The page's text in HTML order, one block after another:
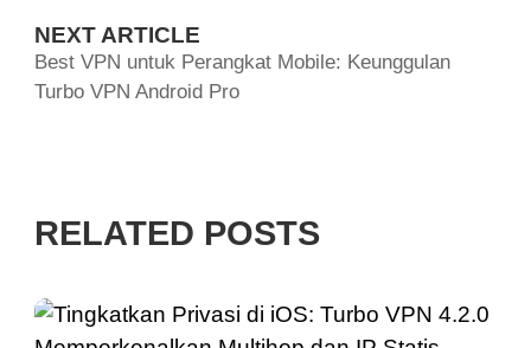
NEXT ARTICLE
Best VPN untuk Perangkat Mobile: Keunggulan
Turbo VPN Android Pro
RELATED POSTS